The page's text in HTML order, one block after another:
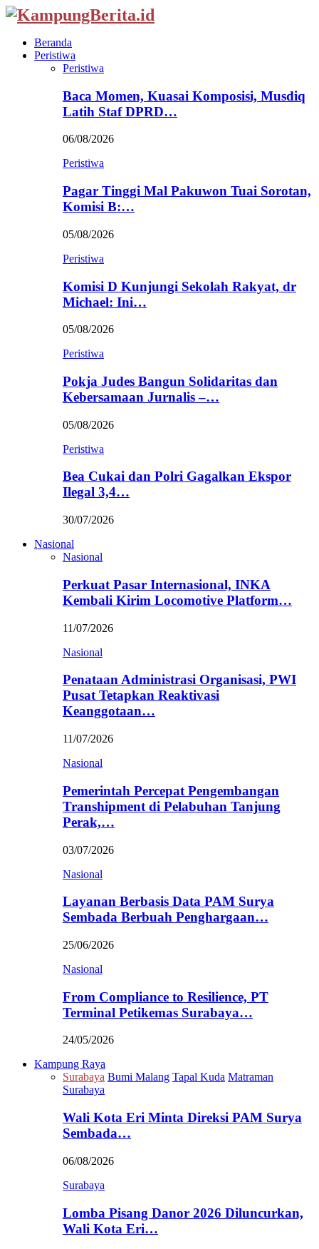
Beranda
Peristiwa
Peristiwa
Baca Momen, Kuasai Komposisi, Musdiq
Latih Staf DPRD…
06/08/2026
Peristiwa
Pagar Tinggi Mal Pakuwon Tuai Sorotan,
Komisi B:…
05/08/2026
Peristiwa
Komisi D Kunjungi Sekolah Rakyat, dr
Michael: Ini…
05/08/2026
Peristiwa
Pokja Judes Bangun Solidaritas dan
Kebersamaan Jurnalis –…
05/08/2026
Peristiwa
Bea Cukai dan Polri Gagalkan Ekspor
Ilegal 3,4…
30/07/2026
Nasional
Nasional
Perkuat Pasar Internasional, INKA
Kembali Kirim Locomotive Platform…
11/07/2026
Nasional
Penataan Administrasi Organisasi, PWI
Pusat Tetapkan Reaktivasi
Keanggotaan…
11/07/2026
Nasional
Pemerintah Percepat Pengembangan
Transhipment di Pelabuhan Tanjung
Perak,…
03/07/2026
Nasional
Layanan Berbasis Data PAM Surya
Sembada Berbuah Penghargaan…
25/06/2026
Nasional
From Compliance to Resilience, PT
Terminal Petikemas Surabaya…
24/05/2026
Kampung Raya
Surabaya Bumi Malang Tapal Kuda Matraman
Surabaya
Wali Kota Eri Minta Direksi PAM Surya
Sembada…
06/08/2026
Surabaya
Lomba Pisang Danor 2026 Diluncurkan,
Wali Kota Eri…